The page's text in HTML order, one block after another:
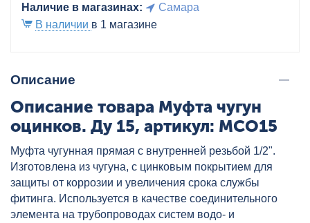
Наличие в магазинах:
Самара
В наличии в 1 магазине
Описание
Описание товара Муфта чугун
оцинков. Ду 15, артикул: MCO15
Муфта чугунная прямая с внутренней резьбой 1/2".
Изготовлена из чугуна, с цинковым покрытием для
защиты от коррозии и увеличения срока службы
фитинга. Используется в качестве соединительного
элемента на трубопроводах систем водо- и